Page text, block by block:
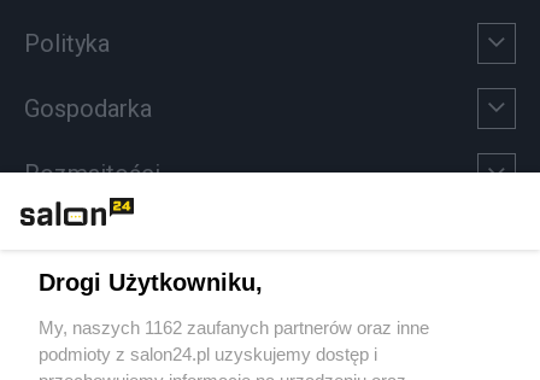
Polityka
Gospodarka
Rozmaitości
Sport
Społeczeństwo
Drogi Użytkowniku,
My, naszych 1162 zaufanych partnerów oraz inne
podmioty z salon24.pl uzyskujemy dostęp i